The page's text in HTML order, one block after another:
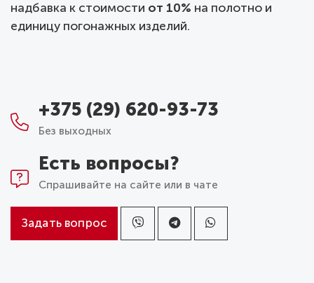
надбавка к стоимости от 10% на полотно и
единицу погонажных изделий.
+375 (29) 620-93-73
Без выходных
Есть вопросы?
Спрашивайте на сайте или в чате
Задать вопрос